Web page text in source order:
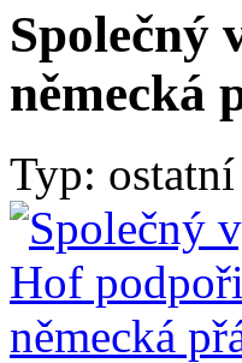
Společný
německá
Typ: ostatní